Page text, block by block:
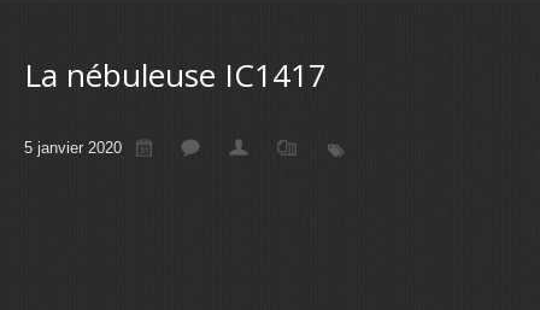
La nébuleuse IC1417
5 janvier 2020